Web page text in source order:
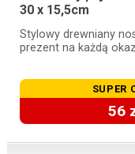
30 x 15,5cm
Stylowy drewniany
prezent na każdą
SUPER
56